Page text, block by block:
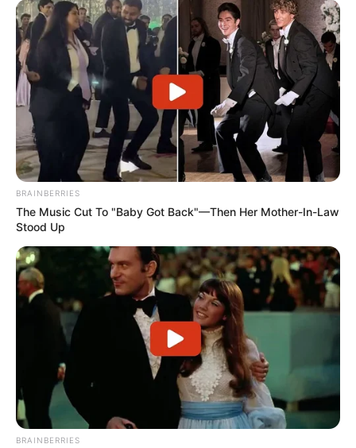
BRAINBERRIES
The Music Cut To "Baby Got Back"—Then Her Mother-In-Law
Stood Up
BRAINBERRIES